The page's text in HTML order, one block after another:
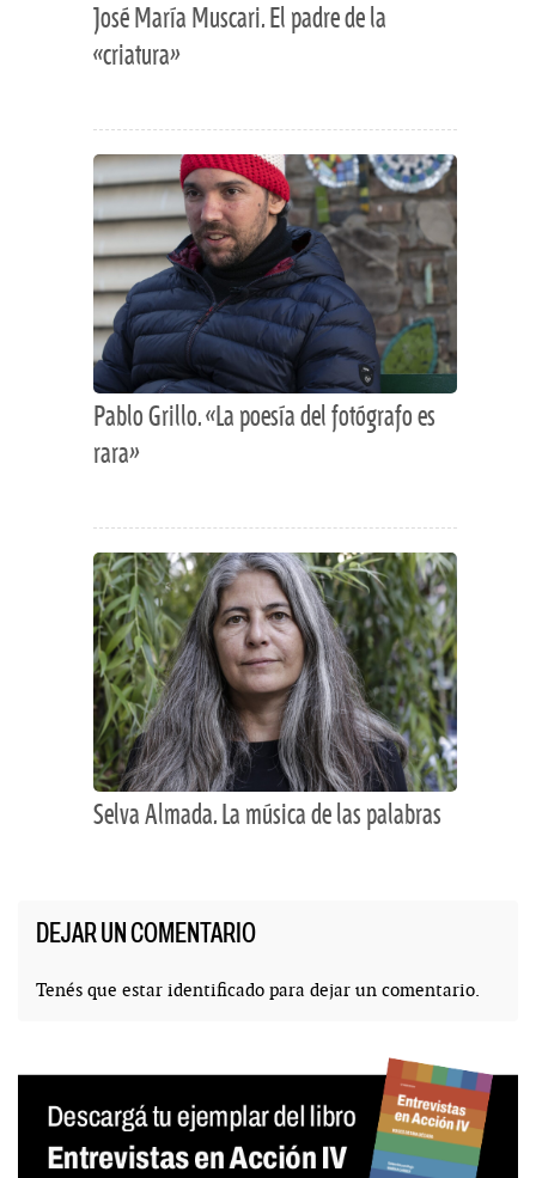
José María Muscari. El padre de la
«criatura»
Pablo Grillo. «La poesía del fotógrafo es
rara»
Selva Almada. La música de las palabras
DEJAR UN COMENTARIO
Tenés que estar identificado para dejar un comentario.